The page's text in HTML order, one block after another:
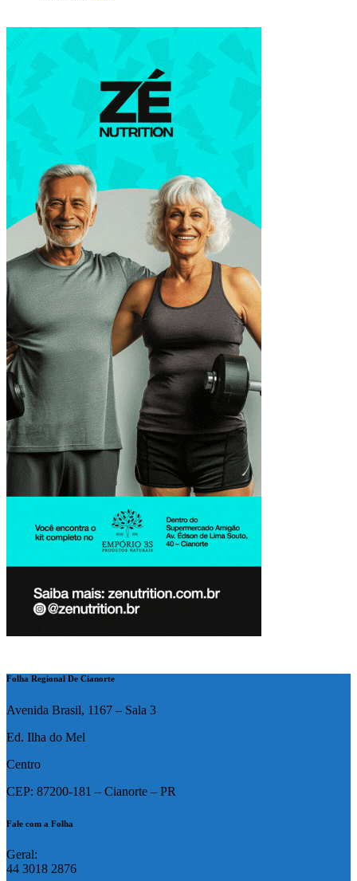
Folha Regional De Cianorte
Avenida Brasil, 1167 – Sala 3
Ed. Ilha do Mel
Centro
CEP: 87200-181 – Cianorte – PR
Fale com a Folha
Geral:
44 3018 2876